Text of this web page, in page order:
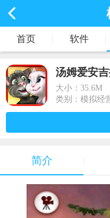
首页 软件
汤姆爱安
大小： 35.6M
类别：模拟经
简介